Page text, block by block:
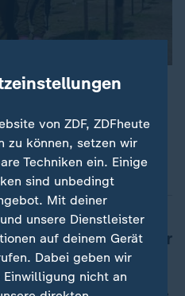
der Hamas auf Israel
Krieg beobachtet,
und ihre Schicksale
an Geiselnehmer
von ZDF, ZDFheute
zu können, setzen wir
Techniken ein. Einige
sind unbedingt
Mit deiner
unsere Dienstleister
auf deinem Gerät
Dabei geben wir
Einwilligung nicht an